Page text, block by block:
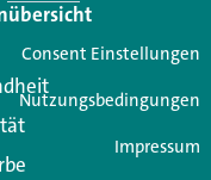
Alles, was
Mit nur einem
Consent Einstellungen
Nutzungsbedingungen
Impressum